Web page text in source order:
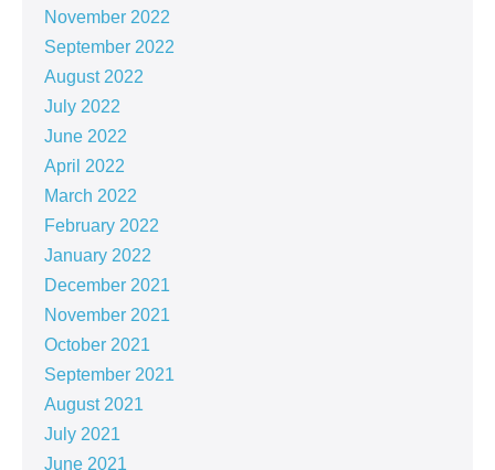
November 2022
September 2022
August 2022
July 2022
June 2022
April 2022
March 2022
February 2022
January 2022
December 2021
November 2021
October 2021
September 2021
August 2021
July 2021
June 2021